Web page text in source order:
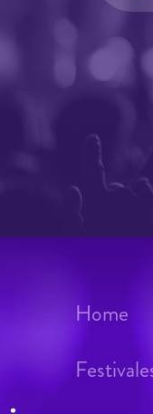
Home